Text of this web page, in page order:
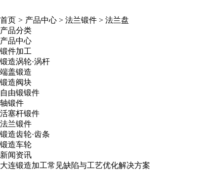
首页 > 产品中心 > 法兰锻件 > 法兰盘
产品分类
产品中心
锻件加工
锻造涡轮·涡杆
端盖锻造
锻造阀块
自由锻锻件
轴锻件
活塞杆锻件
法兰锻件
锻造齿轮·齿条
锻造车轮
新闻资讯
大连锻造加工常见缺陷与工艺优化解决方案